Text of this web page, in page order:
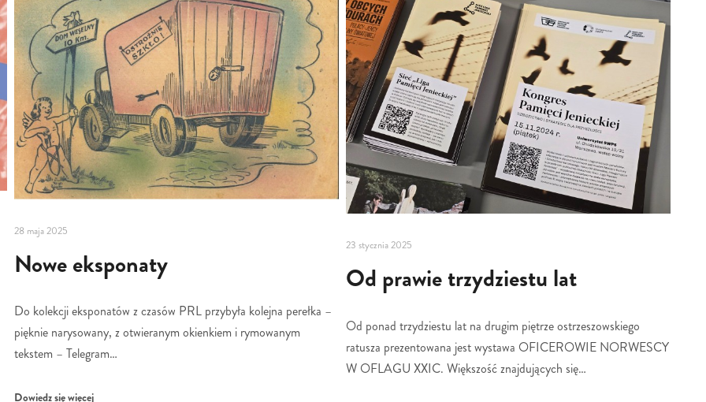
28 maja 2025
Nowe eksponaty
Do kolekcji eksponatów z czasów PRL przybyła kolejna perełka –
pięknie narysowany, z otwieranym okienkiem i rymowanym
tekstem – Telegram…
Dowiedz się więcej
23 stycznia 2025
Od prawie trzydziestu lat
Od ponad trzydziestu lat na drugim piętrze ostrzeszowskiego
ratusza prezentowana jest wystawa OFICEROWIE NORWESCY
W OFLAGU XXIC. Większość znajdujących się…